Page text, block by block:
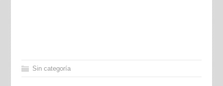
Sin categoría